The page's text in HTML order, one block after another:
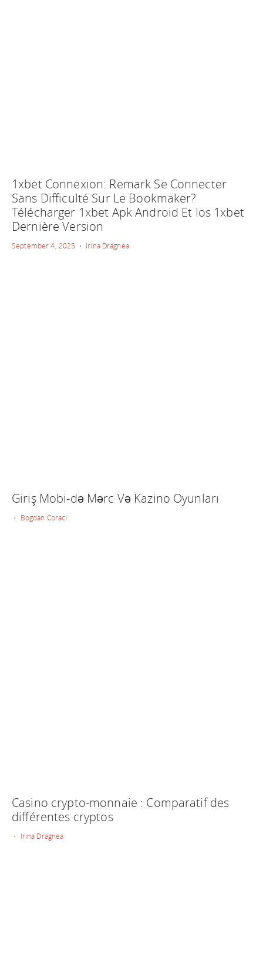
1xbet Connexion: Remark Se Connecter
Sans Difficulté Sur Le Bookmaker?
Télécharger 1xbet Apk Android Et Ios 1xbet
Dernière Version
September 4, 2025 • Irina Dragnea
Giriş Mobi-də Mərc Və Kazino Oyunları
• Bogdan Coraci
Casino crypto-monnaie : Comparatif des
différentes cryptos
• Irina Dragnea